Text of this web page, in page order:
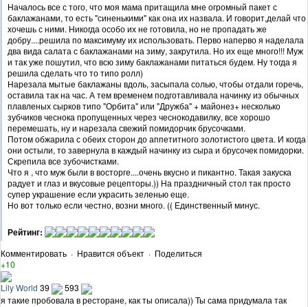
Началось все с того, что моя мама притащила мне огромный пакет с
баклажанами, то есть "синенькими" как она их назвала. И говорит,делай что
хочешь с ними. Никогда особо их не готовила, но не пропадать же
добру....решила по максимуму их использовать. Перво наперво я наделала
два вида салата с баклажанами на зиму, закрутила. Но их еще много!!! Муж
и так уже пошутил, что всю зиму баклажанами питаться будем. Ну тогда я
решила сделать что то типо ролл)
Нарезала мытые баклажаны вдоль, засыпала солью, чтобы отдали горечь,
оставила так на час. А тем временем подготавливала начинку из обычных
плавленых сырков типо "Орбита" или "Дружба" + майонез+ несколько
зубчиков чеснока пропущенных через чеснокодавилку, все хорошо
перемешать, ну и нарезала свежий помидорчик брусочками.
Потом обжарила с обеих сторон до аппетитного золотистого цвета. И когда
они остыли, то завернула в каждый начинку из сыра и брусочек помидорки.
Скрепила все зубочистками.
Что я , что муж были в восторге....очень вкусно и пикантно. Такая закуска
радует и глаз и вкусовые рецепторы.)) На праздничный стол так просто
супер украшение если украсить зеленью еще.
Но вот только если честно, возни много. (( Единственный минус.
Рейтинг:
Комментировать · Нравится объект · Поделиться
+10
Lily World 39
593
я такие пробовала в ресторане, как ты описала)) Ты сама придумала так